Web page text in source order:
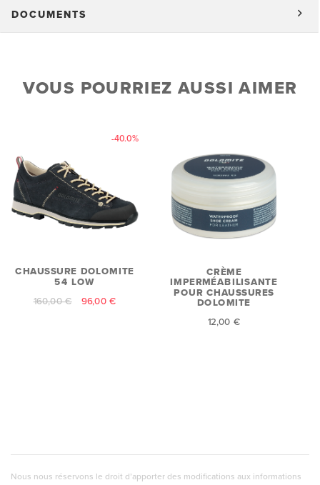
DOCUMENTS
VOUS POURRIEZ AUSSI AIMER
-40.0%
CHAUSSURE DOLOMITE
54 LOW
160,00 €
96,00 €
CRÈME
IMPERMÉABILISANTE
POUR CHAUSSURES
DOLOMITE
12,00 €
Nous nous réservons le droit d’apporter des modifications aux informations